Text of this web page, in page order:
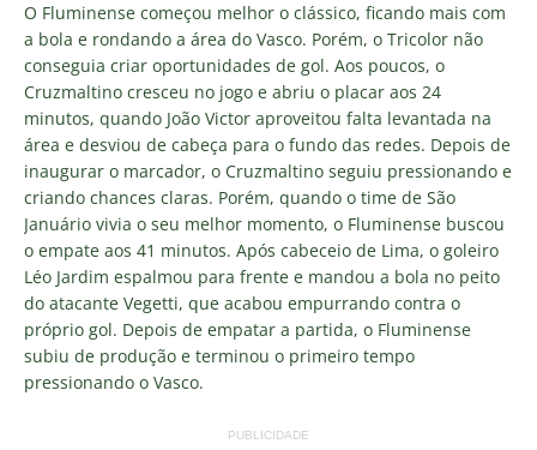
O Fluminense começou melhor o clássico, ficando mais com
a bola e rondando a área do Vasco. Porém, o Tricolor não
conseguia criar oportunidades de gol. Aos poucos, o
Cruzmaltino cresceu no jogo e abriu o placar aos 24
minutos, quando João Victor aproveitou falta levantada na
área e desviou de cabeça para o fundo das redes. Depois de
inaugurar o marcador, o Cruzmaltino seguiu pressionando e
criando chances claras. Porém, quando o time de São
Januário vivia o seu melhor momento, o Fluminense buscou
o empate aos 41 minutos. Após cabeceio de Lima, o goleiro
Léo Jardim espalmou para frente e mandou a bola no peito
do atacante Vegetti, que acabou empurrando contra o
próprio gol. Depois de empatar a partida, o Fluminense
subiu de produção e terminou o primeiro tempo
pressionando o Vasco.
PUBLICIDADE